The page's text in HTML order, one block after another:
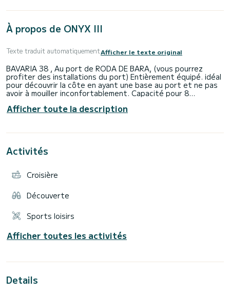
À propos de ONYX III
Texte traduit automatiquementAfficher le texte original
BAVARIA 38 , Au port de RODA DE BARA, (vous pourrez
profiter des installations du port) Entièrement équipé. idéal
pour découvrir la côte en ayant une base au port et ne pas
avoir à mouiller inconfortablement. Capacité pour 8
longueur de 12m, barre à roue. Bateau avec de vastes zones
pour profiter en famille ou entre amis du plaisir de la
ADAPTONS. Sorties à la demi-journée avec skipper et
Afficher toute la description
Activités
Croisière
Découverte
Sports loisirs
Afficher toutes les activités
Details